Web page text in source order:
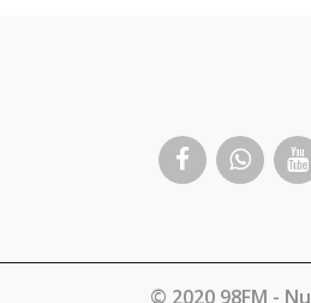
© 2020 98FM -